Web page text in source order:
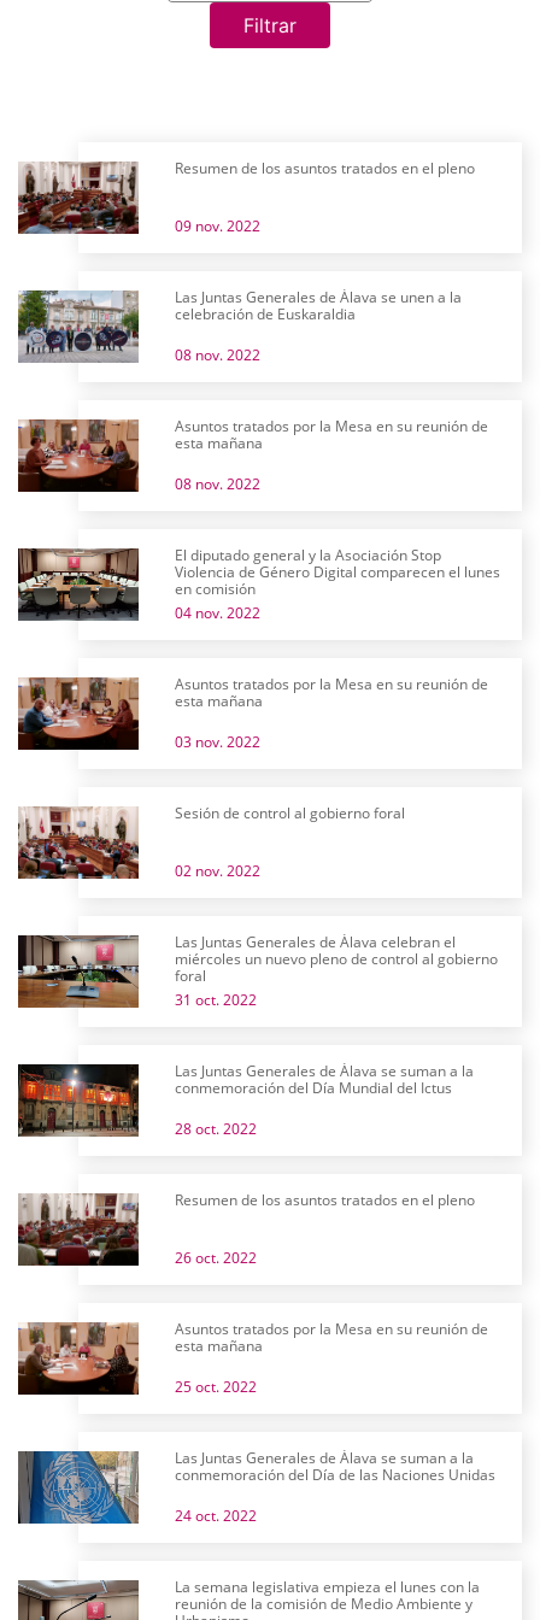
Filtrar
Resumen de los asuntos tratados en el pleno
09 nov. 2022
Las Juntas Generales de Álava se unen a la
celebración de Euskaraldia
08 nov. 2022
Asuntos tratados por la Mesa en su reunión de
esta mañana
08 nov. 2022
El diputado general y la Asociación Stop
Violencia de Género Digital comparecen el lunes
en comisión
04 nov. 2022
Asuntos tratados por la Mesa en su reunión de
esta mañana
03 nov. 2022
Sesión de control al gobierno foral
02 nov. 2022
Las Juntas Generales de Álava celebran el
miércoles un nuevo pleno de control al gobierno
foral
31 oct. 2022
Las Juntas Generales de Álava se suman a la
conmemoración del Día Mundial del Ictus
28 oct. 2022
Resumen de los asuntos tratados en el pleno
26 oct. 2022
Asuntos tratados por la Mesa en su reunión de
esta mañana
25 oct. 2022
Las Juntas Generales de Álava se suman a la
conmemoración del Día de las Naciones Unidas
24 oct. 2022
La semana legislativa empieza el lunes con la
reunión de la comisión de Medio Ambiente y